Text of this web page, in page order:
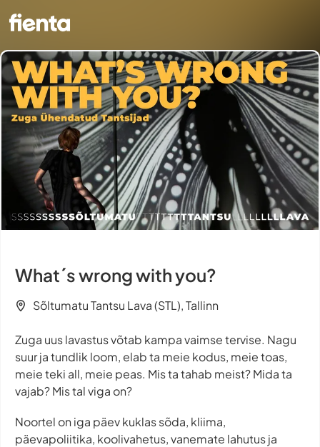
What´s wrong with you?
Sõltumatu Tantsu Lava (STL), Tallinn
Zuga uus lavastus võtab kampa vaimse tervise. Nagu
suur ja tundlik loom, elab ta meie kodus, meie toas,
meie teki all, meie peas. Mis ta tahab meist? Mida ta
vajab? Mis tal viga on?
Noortel on iga päev kuklas sõda, kliima,
päevapoliitika, koolivahetus, vanemate lahutus ja